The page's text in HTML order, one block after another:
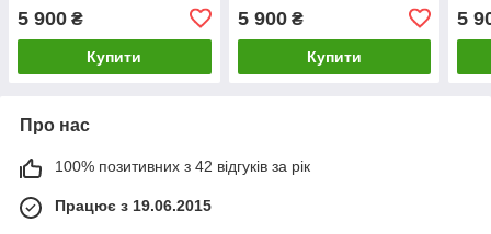
5 900 ₴
Купити
5 900₴
Купити
5
Про нас
100% позитивних з 42 відгуків за рік
Працює з 19.06.2015